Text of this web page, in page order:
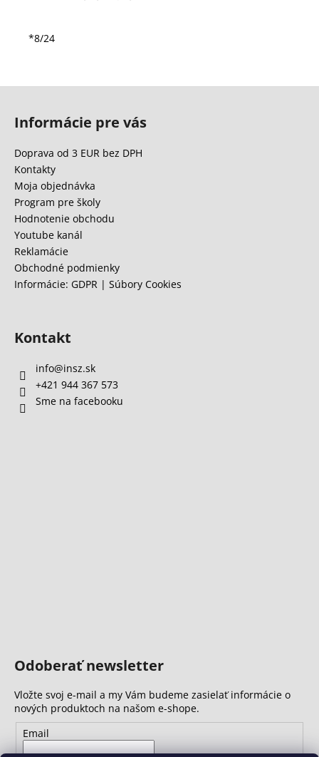
*8/24
Informácie pre vás
Doprava od 3 EUR bez DPH
Kontakty
Moja objednávka
Program pre školy
Hodnotenie obchodu
Youtube kanál
Reklamácie
Obchodné podmienky
Informácie: GDPR | Súbory Cookies
Kontakt
info@insz.sk
+421 944 367 573
Sme na facebooku
Odoberať newsletter
Vložte svoj e-mail a my Vám budeme zasielať informácie o
nových produktoch na našom e-shope.
Email